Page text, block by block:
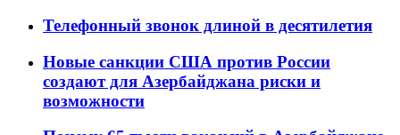
Телефонный звонок длиной в десятилетия
Новые санкции США против России
создают для Азербайджана риски и
возможности